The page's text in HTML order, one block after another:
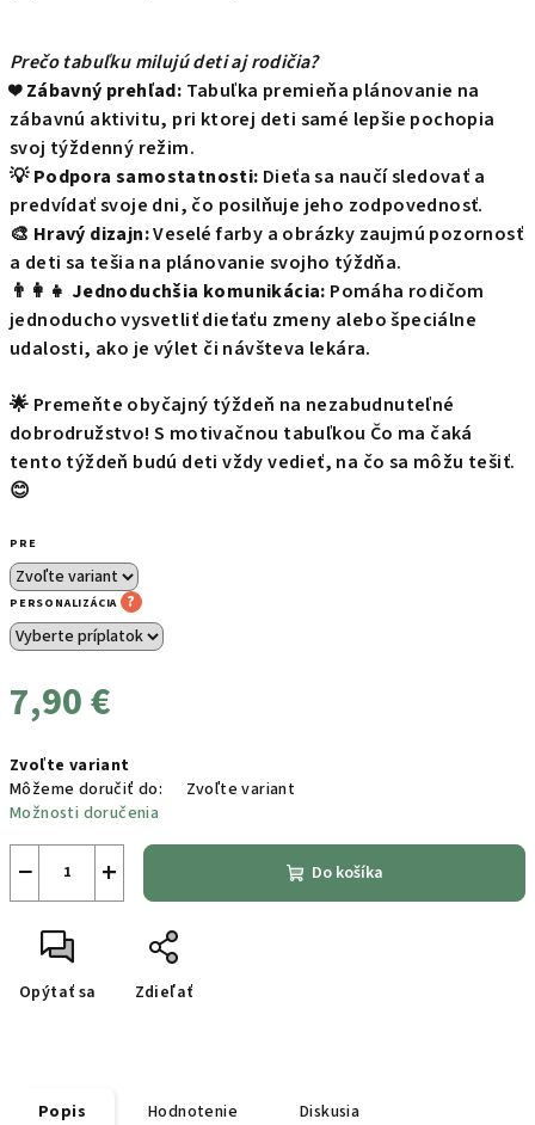
Prečo tabuľku milujú deti aj rodičia?
❤️Zábavný prehľad: Tabuľka premieňa plánovanie na
zábavnú aktivitu, pri ktorej deti samé lepšie pochopia
svoj týždenný režim.
💡Podpora samostatnosti: Dieťa sa naučí sledovať a
predvídať svoje dni, čo posilňuje jeho zodpovednosť.
🎨 Hravý dizajn:Veselé farby a obrázky zaujmú pozornosť
a deti sa tešia na plánovanie svojho týždňa.
👨‍👩‍👧 Jednoduchšia komunikácia: Pomáha rodičom
jednoducho vysvetliť dieťaťu zmeny alebo špeciálne
udalosti, ako je výlet či návšteva lekára.
🌟 Premeňte obyčajný týždeň na nezabudnuteľné
dobrodružstvo! S motivačnou tabuľkou Čo ma čaká
tento týždeň budú deti vždy vedieť, na čo sa môžu tešiť.
😊
PRE
PERSONALIZÁCIA ?
7,90 €
cena:
Zvoľte variant
Môžeme doručiť do:
Zvoľte variant
Možnosti doručenia
+
− Do košíka
Opýtať sa Zdieľať
Popis Hodnotenie Diskusia